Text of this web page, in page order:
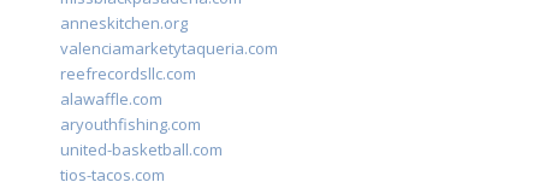
anneskitchen.org
valenciamarketytaqueria.com
reefrecordsllc.com
alawaffle.com
aryouthfishing.com
united-basketball.com
tios-tacos.com